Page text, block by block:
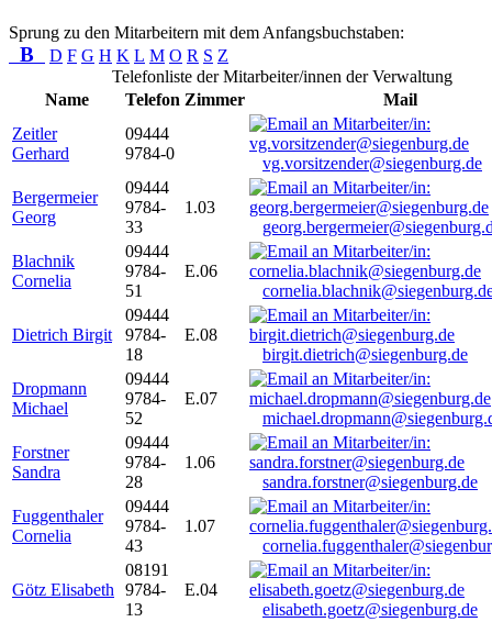
Sprung zu den Mitarbeitern mit dem Anfangsbuchstaben:
B D F G H K L M O R S Z
Telefonliste der Mitarbeiter/innen der Verwaltung
Name
Telefon Zimmer
Mail
Zeitler
Gerhard
09444
9784-0
vg.vorsitzender@siegenburg.de
Bergermeier
Georg
09444
9784-
33
1.03
Blachnik
Cornelia
09444
9784-
51
E.06
Dietrich Birgit
09444
9784-
18
E.08
birgit.dietrich@siegenburg.de
Dropmann
Michael
09444
9784-
52
E.07
Forstner
Sandra
09444
9784-
28
1.06
sandra.forstner@siegenburg.de
Fuggenthaler
Cornelia
09444
9784-
43
1.07
Götz Elisabeth
08191
9784-
13
E.04
elisabeth.goetz@siegenburg.de